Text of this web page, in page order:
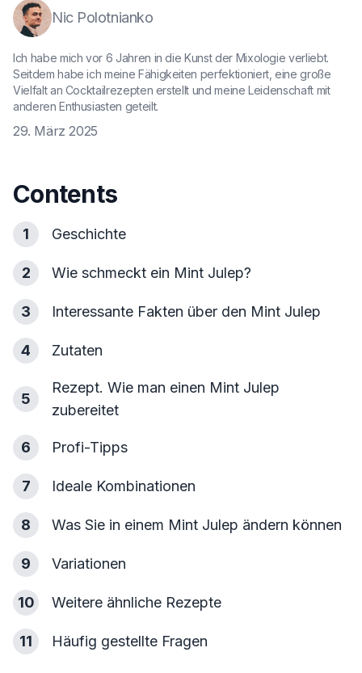
Nic Polotnianko
Ich habe mich vor 6 Jahren in die Kunst der Mixologie verliebt.
Seitdem habe ich meine Fähigkeiten perfektioniert, eine große
Vielfalt an Cocktailrezepten erstellt und meine Leidenschaft mit
anderen Enthusiasten geteilt.
29. März 2025
Contents
1 Geschichte
2 Wie schmeckt ein Mint Julep?
3 Interessante Fakten über den Mint Julep
4 Zutaten
5
Rezept. Wie man einen Mint Julep
zubereitet
6 Profi-Tipps
7 Ideale Kombinationen
8 Was Sie in einem Mint Julep ändern können
9 Variationen
10 Weitere ähnliche Rezepte
11 Häufig gestellte Fragen